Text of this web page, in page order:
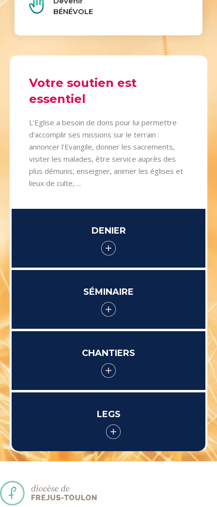
BÉNÉVOLE
Votre soutien est
essentiel
L’Eglise a besoin de dons pour lui permettre
d’accomplir ses missions sur le terrain :
annoncer l’Evangile, donner les sacrements,
visiter les malades, être service auprès des
plus démunis, enseigner, animer les églises et
lieux de culte, ...
DENIER
SÉMINAIRE
CHANTIERS
LEGS